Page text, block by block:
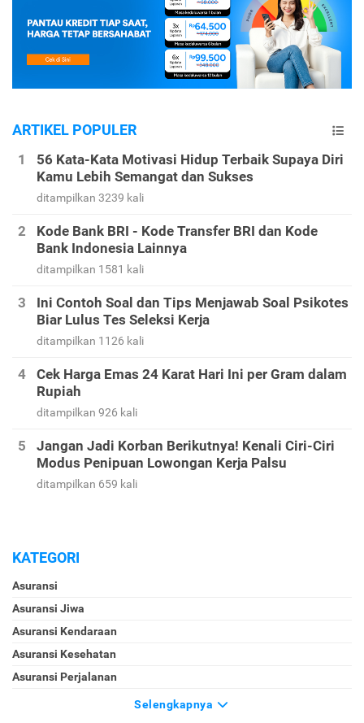
ARTIKEL POPULER
56 Kata-Kata Motivasi Hidup Terbaik Supaya Diri
Kamu Lebih Semangat dan Sukses
ditampilkan 3239 kali
Kode Bank BRI - Kode Transfer BRI dan Kode
Bank Indonesia Lainnya
ditampilkan 1581 kali
Ini Contoh Soal dan Tips Menjawab Soal Psikotes
Biar Lulus Tes Seleksi Kerja
ditampilkan 1126 kali
Cek Harga Emas 24 Karat Hari Ini per Gram dalam
Rupiah
ditampilkan 926 kali
Jangan Jadi Korban Berikutnya! Kenali Ciri-Ciri
Modus Penipuan Lowongan Kerja Palsu
ditampilkan 659 kali
KATEGORI
Asuransi
Asuransi Jiwa
Asuransi Kendaraan
Asuransi Kesehatan
Asuransi Perjalanan
Selengkapnya